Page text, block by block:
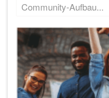
Community-Aufbau...